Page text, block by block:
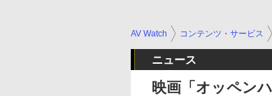
AV Watch コンテンツ・サービス
ニュース
映画「オッペン